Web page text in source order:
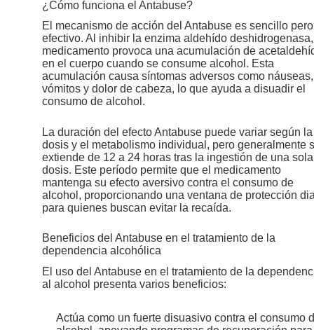
¿Cómo funciona el Antabuse?
El mecanismo de acción del Antabuse es sencillo pero
efectivo. Al inhibir la enzima aldehído
medicamento provoca una acumulación de
en el cuerpo cuando se consume alcohol. Esta
acumulación causa síntomas adversos como náuseas,
vómitos y dolor de cabeza, lo que ayuda a disuadir el
consumo de alcohol.
La duración del efecto Antabuse puede variar según la
dosis y el metabolismo individual, pero generalmente
extiende de 12 a 24 horas tras la ingestión de una sola
dosis. Este período permite que el medicamento
mantenga su efecto aversivo contra el consumo de
alcohol, proporcionando una ventana de protección
para quienes buscan evitar la recaída.
Beneficios del Antabuse en el tratamiento de la
dependencia alcohólica
El uso del Antabuse en el tratamiento de la
al alcohol presenta varios beneficios:
Actúa como un fuerte disuasivo contra el consumo